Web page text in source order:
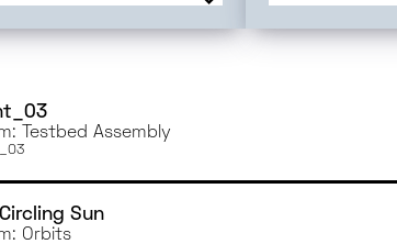
Testbed Assembly
Circling Sun
Orbits